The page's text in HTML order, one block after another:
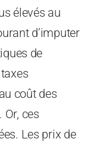
élevés au
d’imputer
de
coût des
Or, ces
Les prix de